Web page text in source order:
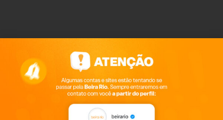
Productos relacionados